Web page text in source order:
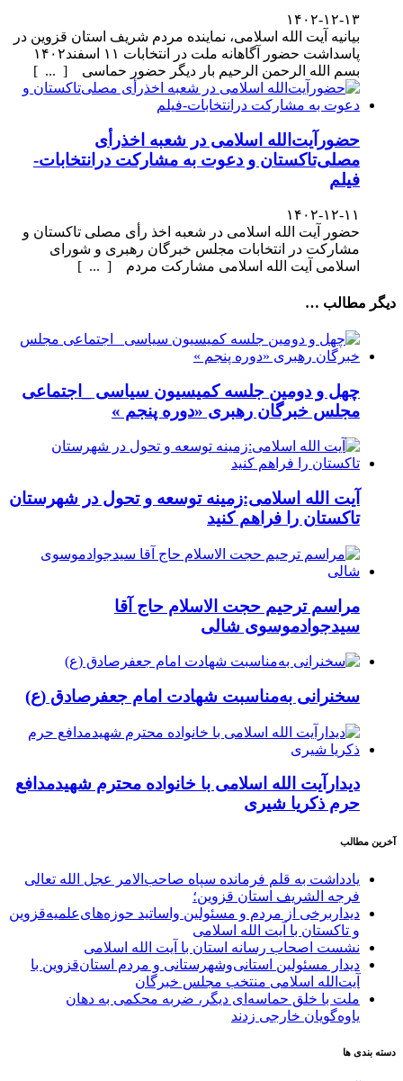
۱۴۰۲-۱۲-۱۳
بیانیه آیت الله اسلامی، نماینده مردم شریف استان قزوین در
پاسداشت حضور آگاهانه ملت در انتخابات ۱۱ اسفند۱۴۰۲
بسم الله الرحمن الرحیم بار دیگر حضور حماسی [ ... ]
حضورآیت‌الله اسلامی در شعبه اخذرأی
مصلی‌تاکستان و دعوت به مشارکت درانتخابات-
فیلم
۱۴۰۲-۱۲-۱۱
حضور آیت الله اسلامی در شعبه اخذ رأی مصلی تاکستان و
مشارکت در انتخابات مجلس خبرگان رهبری و شورای
اسلامی آیت الله اسلامی مشارکت مردم [ ... ]
دیگر مطالب …
چهل و دومین جلسه کمیسیون سیاسی _اجتماعی
مجلس خبرگان رهبری «دوره پنجم »
آیت الله اسلامی:زمینه توسعه و تحول در شهرستان
تاکستان را فراهم کنید
مراسم ترحیم حجت الاسلام حاج آقا
سیدجوادموسوی شالی
سخنرانی به‌مناسبت شهادت امام جعفرصادق (ع)
دیدارآیت الله اسلامی با خانواده محترم شهیدمدافع
حرم ذکریا شیری
آخرین مطالب
یادداشت به قلم فرمانده سپاه صاحب‌الامر عجل الله تعالی
فرجه الشریف استان قزوین؛
دیداربرخی از مردم و مسئولین واساتید حوزه‌های‌علمیه‌قزوین
و تاکستان با آیت الله اسلامی
نشست اصحاب رسانه استان با آیت الله اسلامی
دیدار مسئولین استانی‌وشهرستانی و مردم‌ استان‌قزوین با
آیت‌الله‌ اسلامی منتخب مجلس‌ خبرگان
ملت با خلق حماسه‌ای دیگر، ضربه محکمی به دهان
یاوه‌گویان خارجی زدند
دسته بندی ها